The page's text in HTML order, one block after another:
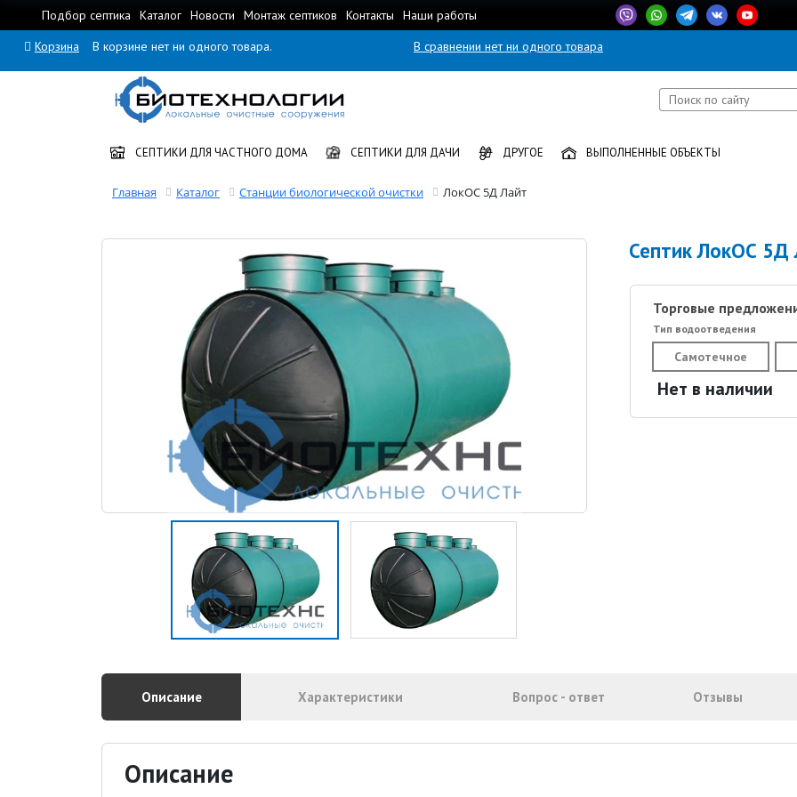
Подбор септика Каталог Новости Монтаж септиков Контакты Наши работы
Корзина В корзине нет ни одного товара. В сравнении нет ни одного товара
СЕПТИКИ ДЛЯ ЧАСТНОГО ДОМА СЕПТИКИ ДЛЯ ДАЧИ ДРУГОЕ ВЫПОЛНЕННЫЕ ОБЪЕКТЫ
Главная Каталог Станции биологической очистки ЛокОС 5Д Лайт
Септик ЛокОС 5Д
Торговые
Тип водоотведения
Самотечное
Нет в наличии
Описание Характеристики Вопрос - ответ Отзывы
Описание